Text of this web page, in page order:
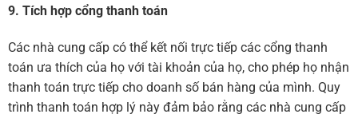
9. Tích hợp cổng thanh toán
Các nhà cung cấp có thể kết nối trực tiếp các cổng thanh
toán ưa thích của họ với tài khoản của họ, cho phép họ nhận
thanh toán trực tiếp cho doanh số bán hàng của mình. Quy
trình thanh toán hợp lý này đảm bảo rằng các nhà cung cấp